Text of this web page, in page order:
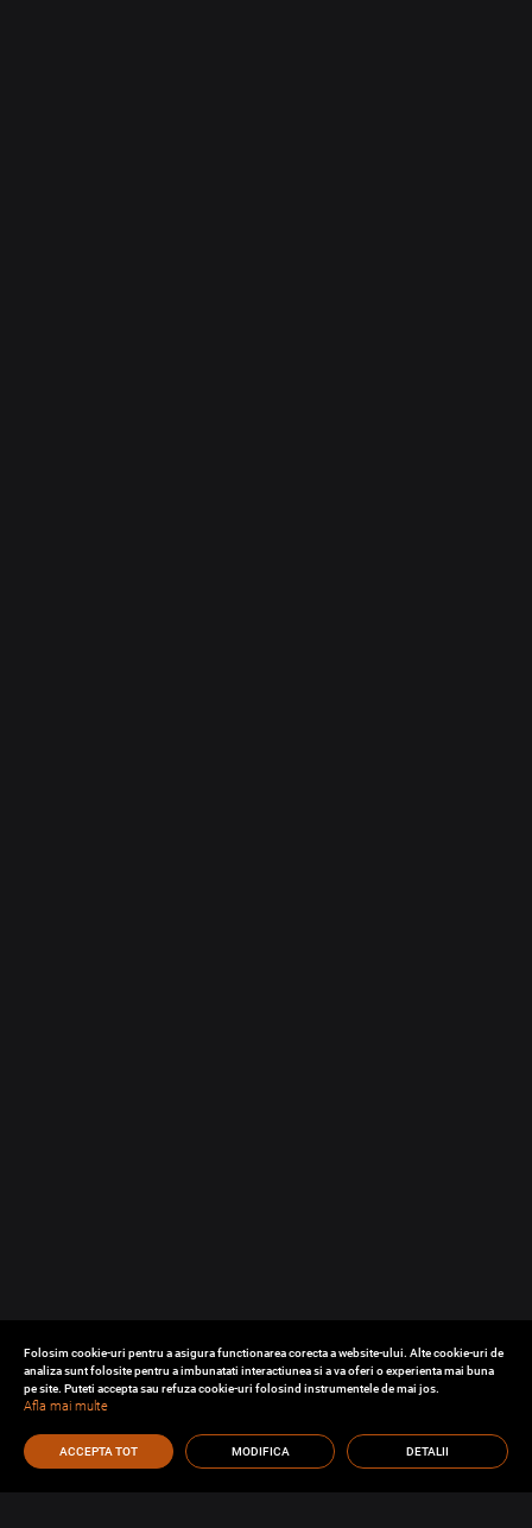
Folosim cookie-uri pentru a asigura functionarea corecta a website-ului. Alte cookie-uri de
analiza sunt folosite pentru a imbunatati interactiunea si a va oferi o experienta mai buna
pe site. Puteti accepta sau refuza cookie-uri folosind instrumentele de mai jos.
Afla mai multe
ACCEPTA TOT MODIFICA DETALII